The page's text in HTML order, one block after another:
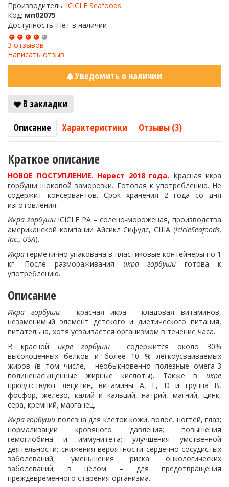
Производитель: ICICLE Seafoods
Код: мп02075
Доступность: Нет в наличии
3 отзывов
Написать отзыв
Уведомить о наличии
В закладки
Описание
Характеристики Отзывы (3)
Краткое описание
НОВОЕ ПОСТУПЛЕНИЕ. Нерест 2018 года. Красная икра
горбуши шоковой заморозки. Готовая к употреблению. Не
содержит консервантов. Срок хранения 2 года со дня
изготовления.
Икра горбушиICICLE PA – солено-мороженая, производства
американской компании Айсикл Сифудс, США (IcicleSeafoods,
Inc., USA).
Икра герметично упакована в пластиковые контейнеры по 1
кг. После размораживания икра горбуши готова к
употреблению.
Описание
Икра горбуши– красная икра - кладовая витаминов,
незаменимый элемент детского и диетического питания,
питательна, хотя усваивается организмом в течение часа.
В красной икре горбуши содержится около 30%
высокоценных белков и более 10 % легкоусваиваемых
жиров (в том числе, необыкновенно полезные омега-3
полиненасыщенные жирные кислоты). Также в икре
присутствуют лецитин, витамины А, Е, D и группа В,
фосфор, железо, калий и кальций, натрий, магний, цинк,
сера, кремний, марганец.
Икра горбуши полезна для клеток кожи, волос, ногтей, глаз;
нормализации кровяного давления; повышения
гемоглобина и иммунитета; улучшения умственной
деятельности; снижения вероятности сердечно-сосудистых
заболеваний; уменьшения риска онкологических
заболеваний; в целом – для предотвращения
преждевременного старения организма.